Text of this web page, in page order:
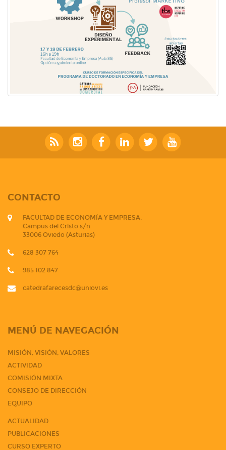
CONTACTO
FACULTAD DE ECONOMÍA Y EMPRESA.
Campus del Cristo s/n
33006 Oviedo (Asturias)
628 307 764
985 102 847
catedrafarecesdc@uniovi.es
MENÚ DE NAVEGACIÓN
MISIÓN, VISIÓN, VALORES
ACTIVIDAD
COMISIÓN MIXTA
CONSEJO DE DIRECCIÓN
EQUIPO
ACTUALIDAD
PUBLICACIONES
CURSO EXPERTO